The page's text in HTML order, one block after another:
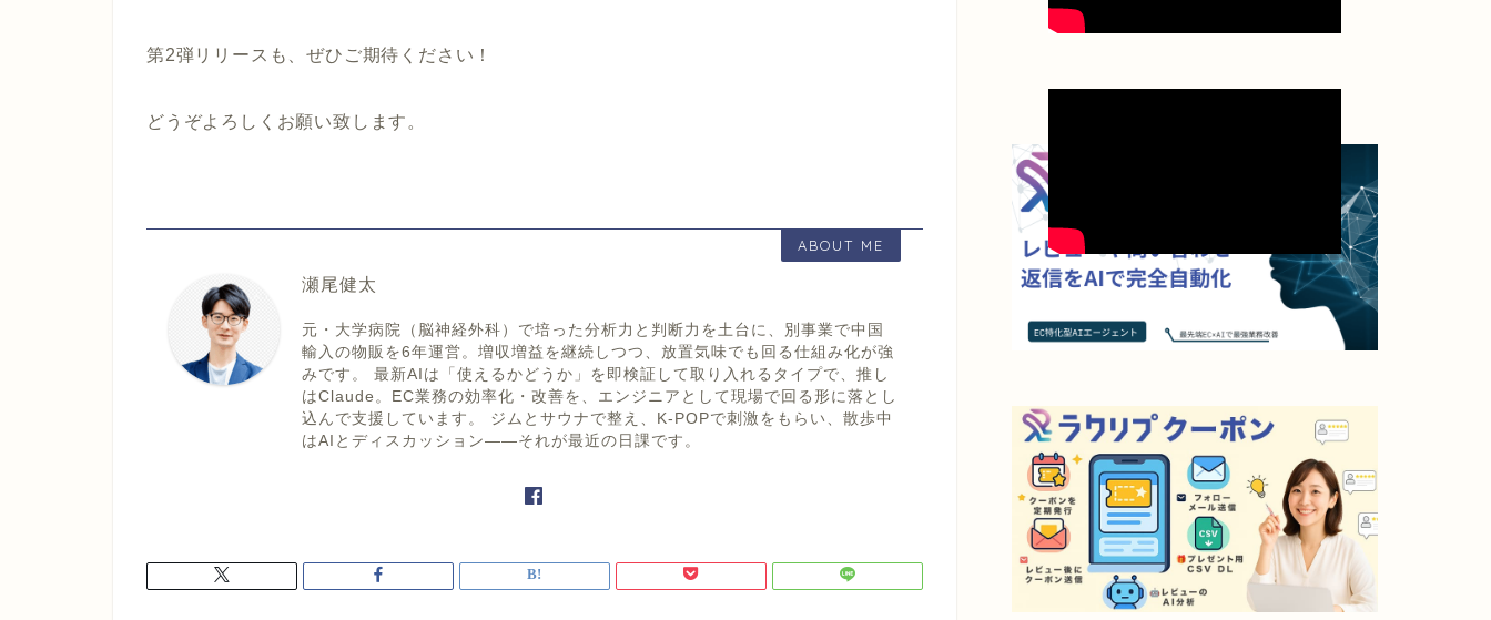
第2弾リリースも、ぜひご期待ください！
どうぞよろしくお願い致します。
ABOUT ME
瀬尾健太
元・大学病院（脳神経外科）で培った分析力と判断力を土台に、別事業で中国
輸入の物販を6年運営。増収増益を継続しつつ、放置気味でも回る仕組み化が強
みです。 最新AIは「使えるかどうか」を即検証して取り入れるタイプで、推し
はClaude。EC業務の効率化・改善を、エンジニアとして現場で回る形に落とし
込んで支援しています。 ジムとサウナで整え、K-POPで刺激をもらい、散歩中
はAIとディスカッション——それが最近の日課です。